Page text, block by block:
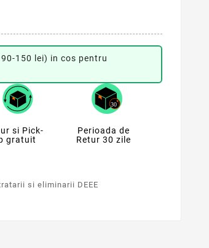
150 lei) in cos pentru
si Pick-
gratuit
Perioada de
Retur 30 zile
si eliminarii DEEE